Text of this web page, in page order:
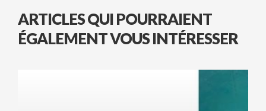
ARTICLES QUI POURRAIENT
ÉGALEMENT VOUS INTÉRESSER